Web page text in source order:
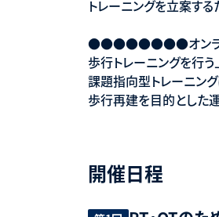
トレーニングを立案す
●●●●●●●●オンラ
歩行トレーニングを行
課題指向型トレーニン
歩行再建を目的とした
開催日程